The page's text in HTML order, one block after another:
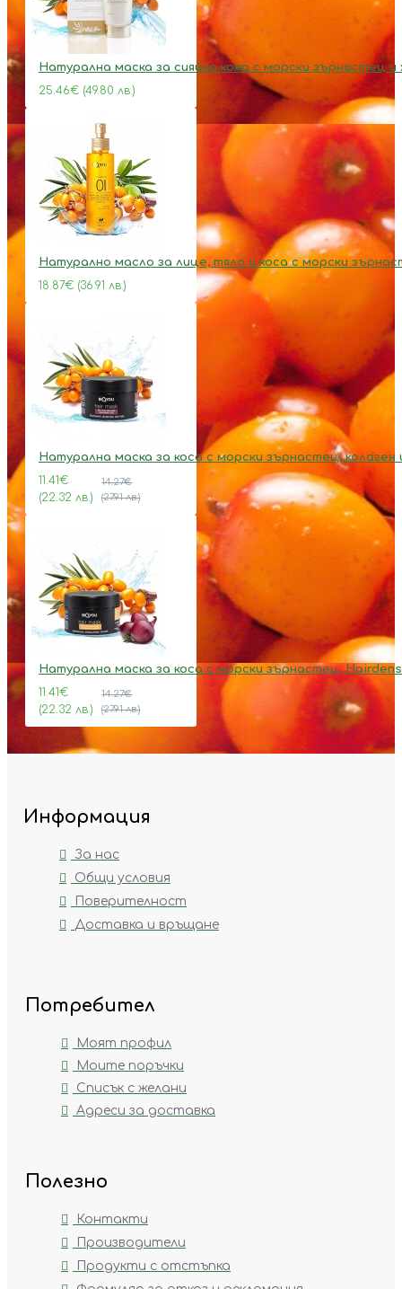
Натурална маска за сияйна кожа с морски зърнастец и
25.46€ (49.80 лв.)
Натурално масло за лице, тяло и коса с морски
18.87€ (36.91 лв.)
Натурална маска за коса с морски зърнастец, колаген
11.41€
(22.32 лв.)
14.27€
(27.91 лв.)
Натурална маска за коса с морски зърнастец,
11.41€
(22.32 лв.)
14.27€
(27.91 лв.)
Информация
За нас
Общи условия
Поверителност
Доставка и връщане
Потребител
Моят профил
Моите поръчки
Списък с желани
Адреси за доставка
Полезно
Контакти
Производители
Продукти с отстъпка